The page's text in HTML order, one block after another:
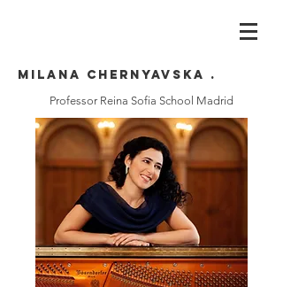
Milana Chernyavska .
Professor Reina Sofia School Madrid